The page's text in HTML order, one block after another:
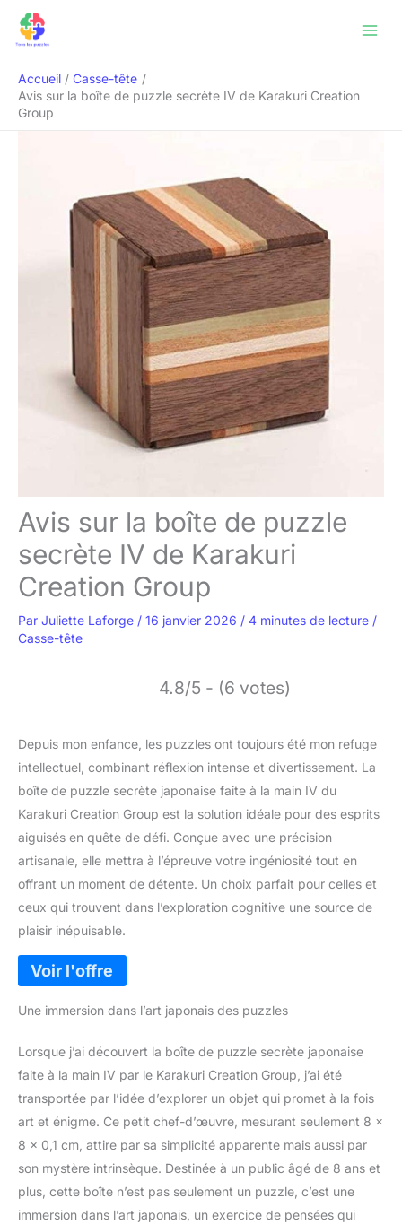
Accueil
Casse-tête
Avis sur la boîte de puzzle secrète IV de Karakuri Creation
Group
Avis sur la boîte de puzzle
secrète IV de Karakuri
Creation Group
Par Juliette Laforge / 16 janvier 2026 / 4 minutes de lecture /
Casse-tête
4.8/5 - (6 votes)
Depuis mon enfance, les puzzles ont toujours été mon refuge
intellectuel, combinant réflexion intense et divertissement. La
boîte de puzzle secrète japonaise faite à la main IV du
Karakuri Creation Group est la solution idéale pour des esprits
aiguisés en quête de défi. Conçue avec une précision
artisanale, elle mettra à l’épreuve votre ingéniosité tout en
offrant un moment de détente. Un choix parfait pour celles et
ceux qui trouvent dans l’exploration cognitive une source de
plaisir inépuisable.
Une immersion dans l’art japonais des puzzles
Lorsque j’ai découvert la boîte de puzzle secrète japonaise
faite à la main IV par le Karakuri Creation Group, j’ai été
transportée par l’idée d’explorer un objet qui promet à la fois
art et énigme. Ce petit chef-d’œuvre, mesurant seulement 8 x
8 x 0,1 cm, attire par sa simplicité apparente mais aussi par
son mystère intrinsèque. Destinée à un public âgé de 8 ans et
plus, cette boîte n’est pas seulement un puzzle, c’est une
immersion dans l’art japonais, un exercice de pensées qui
Rechercher